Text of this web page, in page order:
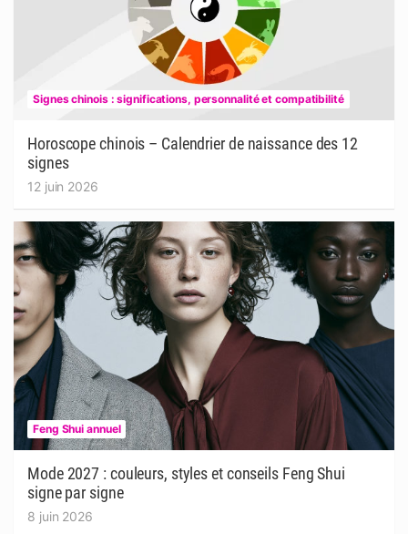
Signes chinois : significations, personnalité et compatibilité
Horoscope chinois – Calendrier de naissance des 12
signes
12 juin 2026
Feng Shui annuel
Mode 2027 : couleurs, styles et conseils Feng Shui
signe par signe
8 juin 2026